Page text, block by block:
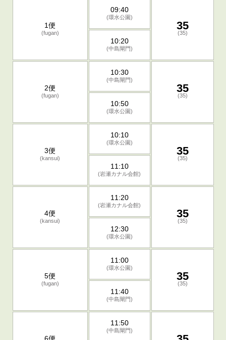
1便
(fugan)
09:40
(環水公園)
35
(35)
10:20
(中島閘門)
2便
(fugan)
10:30
(中島閘門)
35
(35)
10:50
(環水公園)
3便
(kansui)
10:10
(環水公園)
35
(35)
11:10
(岩瀬カナル会館)
4便
(kansui)
11:20
(岩瀬カナル会館)
35
(35)
12:30
(環水公園)
5便
(fugan)
11:00
(環水公園)
35
(35)
11:40
(中島閘門)
11:50
(中島閘門)